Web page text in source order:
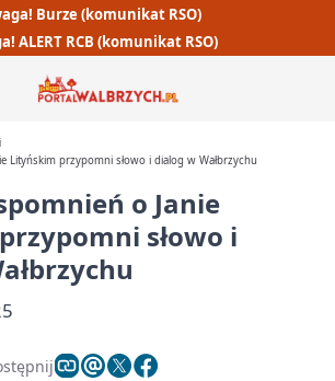
Burze (komunikat RSO)
ALERT RCB (komunikat RSO)
Lityńskim przypomni słowo i dialog w Wałbrzychu
o Janie
słowo i